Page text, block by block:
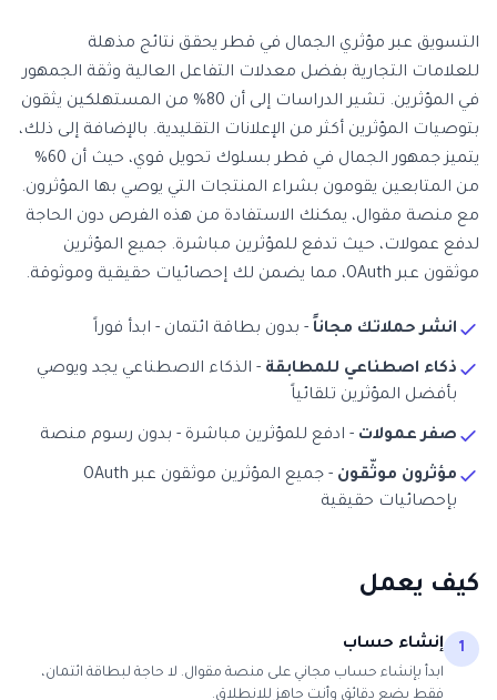
التسويق عبر مؤثري الجمال في قطر يحقق نتائج مذهلة
للعلامات التجارية بفضل معدلات التفاعل العالية وثقة الجمهور
في المؤثرين. تشير الدراسات إلى أن 80% من المستهلكين يثقون
بتوصيات المؤثرين أكثر من الإعلانات التقليدية. بالإضافة إلى ذلك،
يتميز جمهور الجمال في قطر بسلوك تحويل قوي، حيث أن 60%
من المتابعين يقومون بشراء المنتجات التي يوصي بها المؤثرون.
مع منصة مقوال، يمكنك الاستفادة من هذه الفرص دون الحاجة
لدفع عمولات، حيث تدفع للمؤثرين مباشرة. جميع المؤثرين
موثقون عبر OAuth، مما يضمن لك إحصائيات حقيقية وموثوقة.
انشر حملاتك مجاناً - بدون بطاقة ائتمان - ابدأ فوراً
ذكاء اصطناعي للمطابقة - الذكاء الاصطناعي يجد ويوصي
بأفضل المؤثرين تلقائياً
صفر عمولات - ادفع للمؤثرين مباشرة - بدون رسوم منصة
مؤثرون موثّقون
- جميع المؤثرين موثقون عبر OAuth
بإحصائيات حقيقية
كيف يعمل
1 إنشاء حساب
ابدأ بإنشاء حساب مجاني على منصة مقوال. لا حاجة لبطاقة ائتمان،
فقط بضع دقائق وأنت جاهز للانطلاق.